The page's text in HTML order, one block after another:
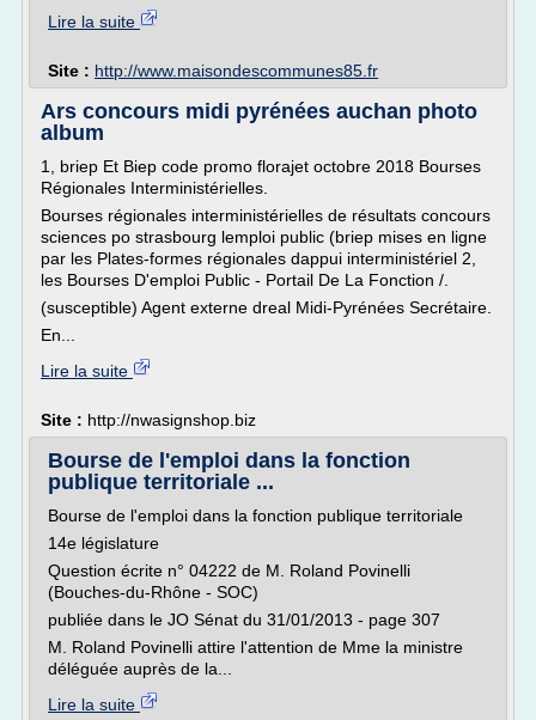
Lire la suite
Site : http://www.maisondescommunes85.fr
Ars concours midi pyrénées auchan photo
album
1, briep Et Biep code promo florajet octobre 2018 Bourses
Régionales Interministérielles.
Bourses régionales interministérielles de résultats concours
sciences po strasbourg lemploi public (briep mises en ligne
par les Plates-formes régionales dappui interministériel 2,
les Bourses D'emploi Public - Portail De La Fonction /.
(susceptible) Agent externe dreal Midi-Pyrénées Secrétaire.
En...
Lire la suite
Site : http://nwasignshop.biz
Bourse de l'emploi dans la fonction
publique territoriale ...
Bourse de l'emploi dans la fonction publique territoriale
14e législature
Question écrite n° 04222 de M. Roland Povinelli
(Bouches-du-Rhône - SOC)
publiée dans le JO Sénat du 31/01/2013 - page 307
M. Roland Povinelli attire l'attention de Mme la ministre
déléguée auprès de la...
Lire la suite